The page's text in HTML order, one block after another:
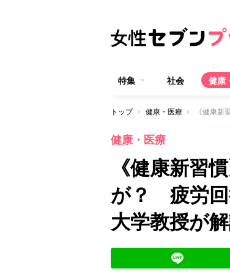
特集 社会 健康
トップ 健康・医療
健康・医療
《健康新習
が？ 疲労回
大学教授が